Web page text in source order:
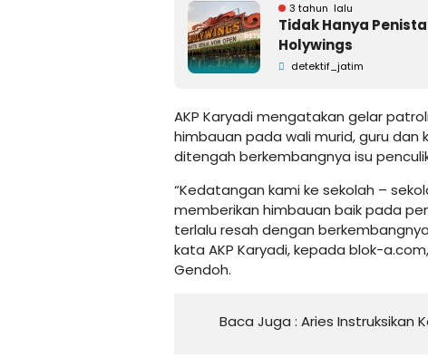
3 tahun lalu
Tidak Hanya
Holywings
detektif_jatim
AKP Karyadi mengatakan gelar
himbauan pada wali murid, guru
ditengah berkembangnya isu
“Kedatangan kami ke sekolah –
memberikan himbauan baik pada
terlalu resah dengan
kata AKP Karyadi, kepada blok-
Gendoh.
Baca Juga : Aries Instruksikan